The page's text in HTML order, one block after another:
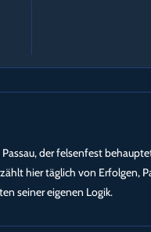
der felsenfest
hier täglich von Erfolgen,
seiner eigenen Logik.